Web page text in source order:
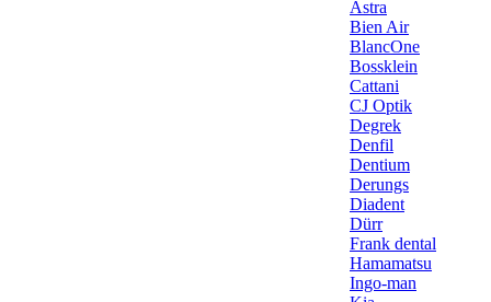
Astra
Bien Air
BlancOne
Bossklein
Cattani
CJ Optik
Degrek
Denfil
Dentium
Derungs
Diadent
Dürr
Frank dental
Hamamatsu
Ingo-man